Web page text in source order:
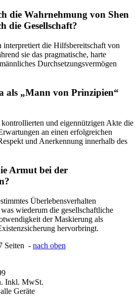
die Wahrnehmung von Shen
die Gesellschaft?
interpretiert die Hilfsbereitschaft von
sie das pragmatische, harte
Durchsetzungsvermögen
als „Mann von Prinzipien“
und eigennützigen Akte die
an einen erfolgreichen
und Anerkennung innerhalb des
Armut bei der
Überlebensverhalten
wiederum die gesellschaftliche
der Maskierung als
hervorbringt.
Seiten - nach oben
Inkl. MwSt.
Geräte